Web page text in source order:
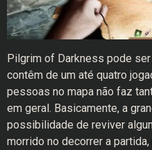
Pilgrim of Darkness pode
contêm de um até quatro
pessoas no mapa não faz
em geral. Basicamente, a
possibilidade de reviver
morrido no decorrer a